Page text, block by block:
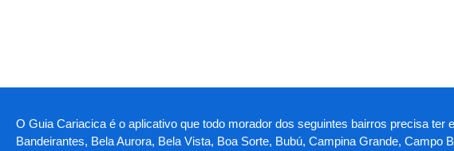
O Guia Cariacica é o aplicativo que todo morador dos seguintes bairros precisa
Bandeirantes, Bela Aurora, Bela Vista, Boa Sorte, Bubú, Campina Grande,